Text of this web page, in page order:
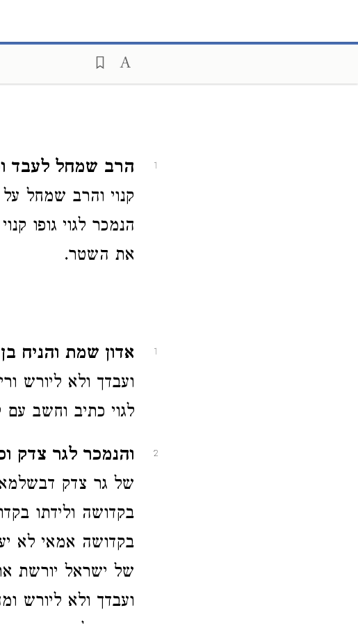
1 הרב שמחל לעבד
קנוי והרב שמחל על
הנמכר לגוי גופו
את השטר.
1 אדון שמת והניח
ועבדך ולא ליורש
לגוי כתיב וחשב עם
2 והנמכר לגר צדק
של גר צדק דבשלמא
בקדושה ולידתו
בקדושה אמאי לא
של ישראל יורשת
ועבדך ולא ליורש